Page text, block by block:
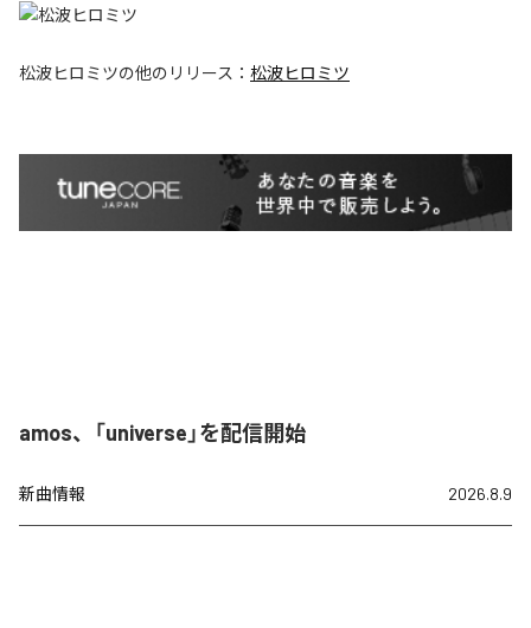
松波ヒロミツの他のリリース： 松波ヒロミツ
amos、「universe」を配信開始
新曲情報 2026.8.9